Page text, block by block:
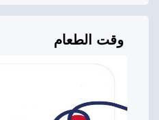
وقت الطعام